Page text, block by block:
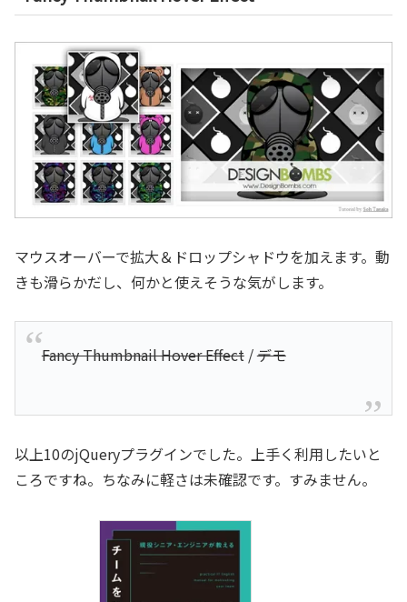
マウスオーバーで拡大＆ドロップシャドウを加えます。動
きも滑らかだし、何かと使えそうな気がします。
Fancy Thumbnail Hover Effect/デモ
以上10のjQueryプラグインでした。上手く利用したいと
ころですね。ちなみに軽さは未確認です。すみません。